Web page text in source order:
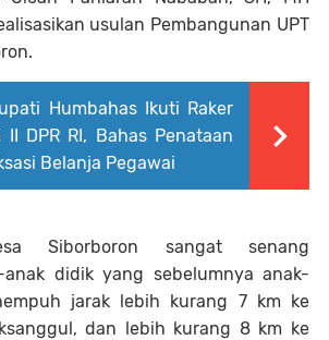
usulan Pembangunan UPT
Humbahas Ikuti Raker
DPR RI, Bahas Penataan
Belanja Pegawai
Siborboron sangat senang
anak didik yang sebelumnya anak-
jarak lebih kurang 7 km ke
dan lebih kurang 8 km ke